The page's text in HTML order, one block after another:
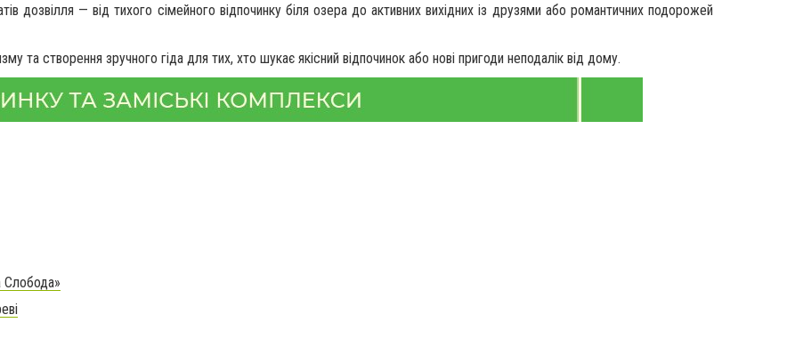
дозвілля — від тихого сімейного відпочинку біля озера до активних вихідних із друзями або романтичних подорожей
та створення зручного гіда для тих, хто шукає якісний відпочинок або нові пригоди неподалік від дому.
Слобода»